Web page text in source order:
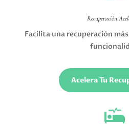
Recuperación
Facilita una recuperación
Acelera Tu
